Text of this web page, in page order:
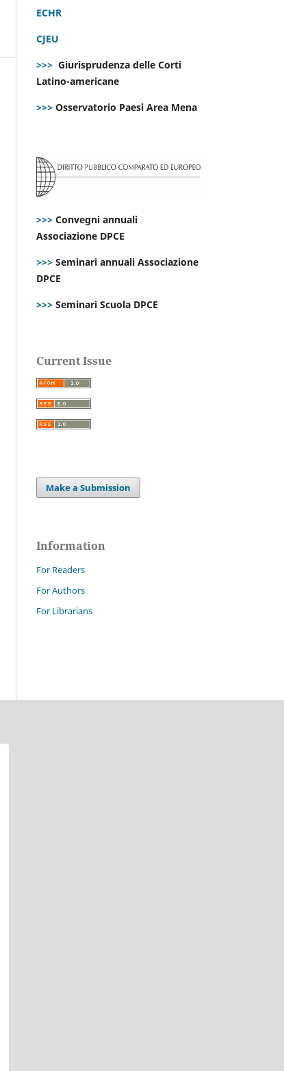
ECHR
CJEU
>>> Giurisprudenza delle Corti
Latino-americane
>>> Osservatorio Paesi Area Mena
>>> Convegni annuali
Associazione DPCE
>>> Seminari annuali Associazione
DPCE
>>> Seminari Scuola DPCE
Current Issue
Make a Submission
Information
For Readers
For Authors
For Librarians